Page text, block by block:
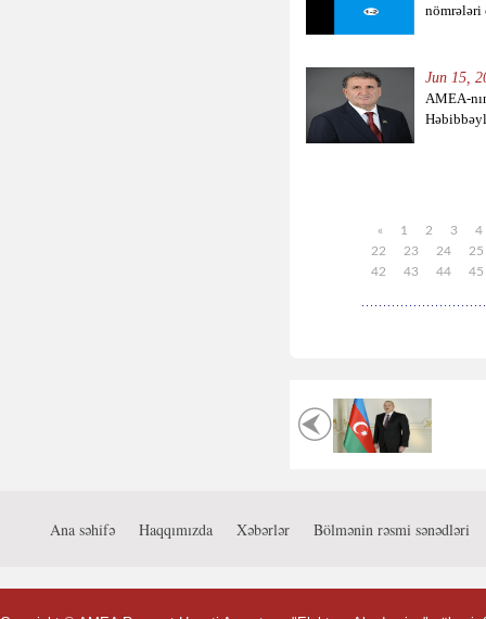
nömrələri
Jun 15,
AMEA-
« 1 2 3
4
22
23 24
25
42
43 44 45
Ana səhifə Haqqımızda Xəbərlər Bölmənin rəsmi sənədləri